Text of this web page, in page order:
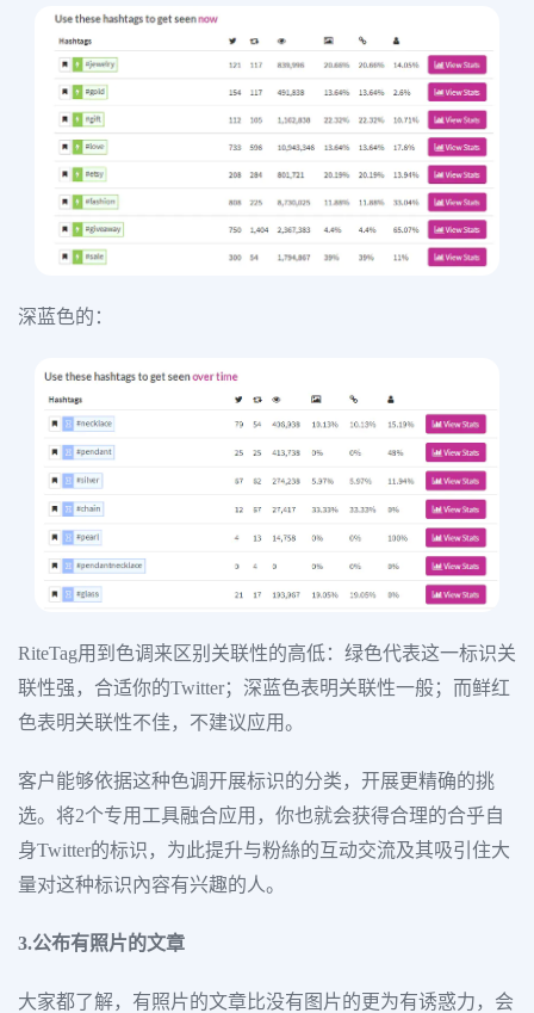
深蓝色的：
RiteTag用到色调来区别关联性的高低：绿色代表这一标识关
联性强，合适你的Twitter；深蓝色表明关联性一般；而鲜红
色表明关联性不佳，不建议应用。
客户能够依据这种色调开展标识的分类，开展更精确的挑
选。将2个专用工具融合应用，你也就会获得合理的合乎自
身Twitter的标识，为此提升与粉絲的互动交流及其吸引住大
量对这种标识內容有兴趣的人。
3.公布有照片的文章
大家都了解，有照片的文章比没有图片的更为有诱惑力，会